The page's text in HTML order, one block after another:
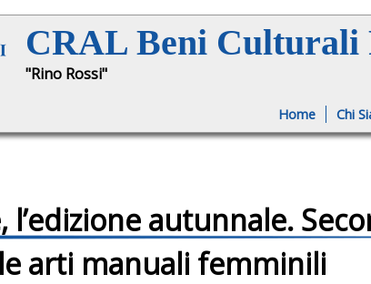
Jump to
CRAL Beni Culturali
"Rino Rossi"
Home Chi
l’edizione autunnale.
arti manuali femminili